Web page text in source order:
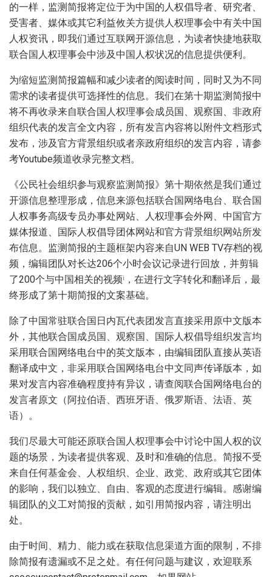
的一样，监测简报将定位于为中国的人权倡导者、研究者、
受害者、媒体或其它利益攸关方提供人权理事会中有关中国
人权资讯，即我们通过互联网开源信息，为读者快捷地获取
联合国人权理事会中涉及中国人权状况的信息提供便利。
为缩短监测简报篇幅和减少读者的阅读时间，同时又为不同
需求的读者提供可选择性的信息。我们在第十期监测简报中
将不再收录来自联合国人权理事会成员国、观察国、非政府
组织代表的发言全文内容，所有发言内容将以附件文档形式
发布，涉及官方背景组织或者亲政府组织的发言内容，请参
考Youtube频道收录完整文档。
《公民社会组织参与观察监测简报》第十期依然是我们通过
开源信息整理形成，信息来源包括联合国网络电台、联合国
人权事务高级专员办事处网站、人权理事会外网、中国官方
媒体报道、国际人权倡导团体网站和官方背景组织网站所发
布信息。监测简报的主题框架内容来自UN WEB TV存档的视
频，编辑团队对长达206个小时会议记录进行回放，并剪辑
了200个与中国相关的视频i
，在进行文字转化和翻译后，最
终形成了第十期简报的文案基础。
除了中国常驻联合国日内瓦代表团发言直接采用原中文版本
外，其他联合国成员国、观察国、国际人权倡导组织发言均
采用联合国网络电台中的英文版本，由编辑团队直接从英语
翻译成中文，非采用联合国网络电台中文同声传译版本，如
果对发言内容准确程度持有异议，请查阅联合国网络电台的
发言者原文（阿拉伯语、西班牙语、俄罗斯语、法语、英
语）。
我们尽最大可能还原联合国人权理事会中讨论中国人权的议
题的场景，为读者提供客观、及时和准确的信息。简报不受
来自任何基金会、人权组织、企业、政党、政府或其它团体
的影响，我们以独立、自由、客观的态度进行编辑。感谢编
辑团队的义工对简报的贡献，如引用简报内容，请注明出
处。
由于时间、精力、能力或在获取信息渠道方面的限制，不排
除简报有遗漏或不足之处。有任何问题与建议，欢迎联系